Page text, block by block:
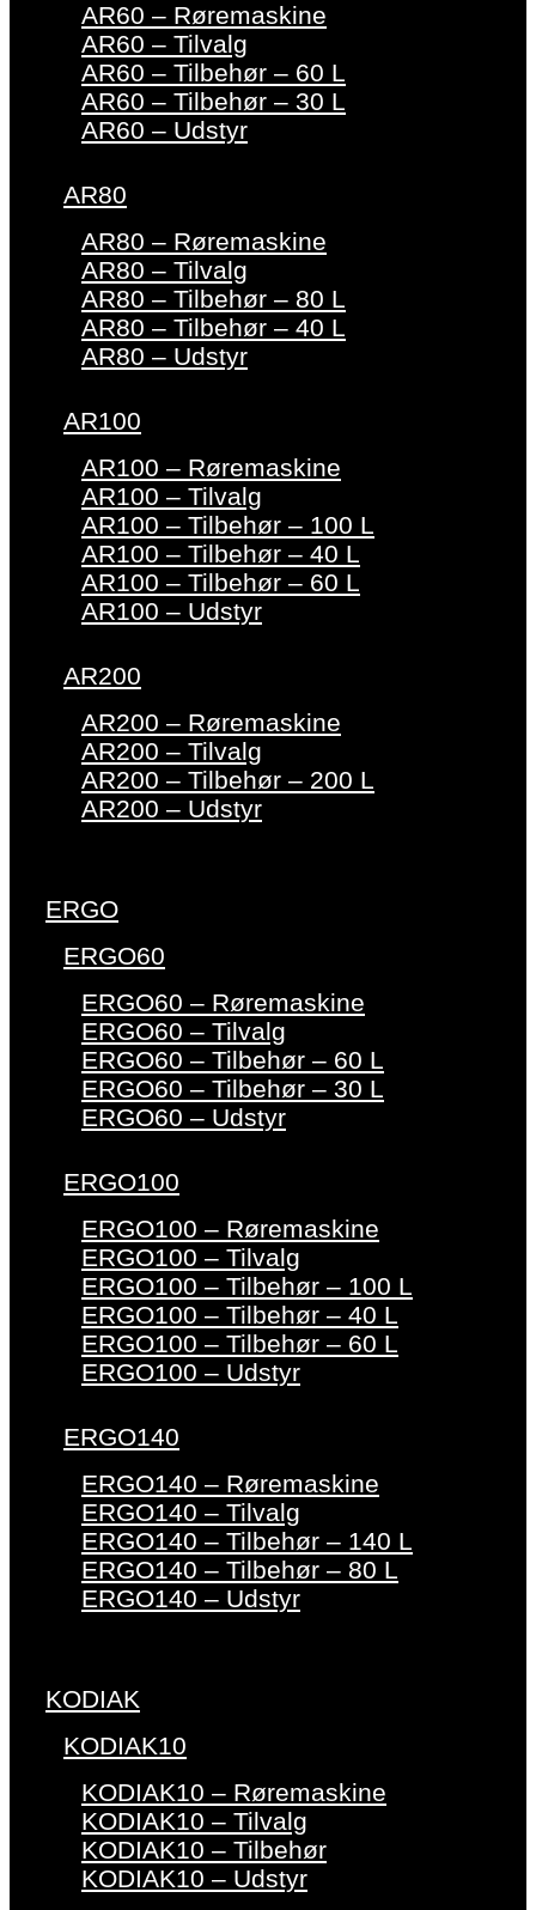
AR60 – Røremaskine
AR60 – Tilvalg
AR60 – Tilbehør – 60 L
AR60 – Tilbehør – 30 L
AR60 – Udstyr
AR80
AR80 – Røremaskine
AR80 – Tilvalg
AR80 – Tilbehør – 80 L
AR80 – Tilbehør – 40 L
AR80 – Udstyr
AR100
AR100 – Røremaskine
AR100 – Tilvalg
AR100 – Tilbehør – 100 L
AR100 – Tilbehør – 40 L
AR100 – Tilbehør – 60 L
AR100 – Udstyr
AR200
AR200 – Røremaskine
AR200 – Tilvalg
AR200 – Tilbehør – 200 L
AR200 – Udstyr
ERGO
ERGO60
ERGO60 – Røremaskine
ERGO60 – Tilvalg
ERGO60 – Tilbehør – 60 L
ERGO60 – Tilbehør – 30 L
ERGO60 – Udstyr
ERGO100
ERGO100 – Røremaskine
ERGO100 – Tilvalg
ERGO100 – Tilbehør – 100 L
ERGO100 – Tilbehør – 40 L
ERGO100 – Tilbehør – 60 L
ERGO100 – Udstyr
ERGO140
ERGO140 – Røremaskine
ERGO140 – Tilvalg
ERGO140 – Tilbehør – 140 L
ERGO140 – Tilbehør – 80 L
ERGO140 – Udstyr
KODIAK
KODIAK10
KODIAK10 – Røremaskine
KODIAK10 – Tilvalg
KODIAK10 – Tilbehør
KODIAK10 – Udstyr